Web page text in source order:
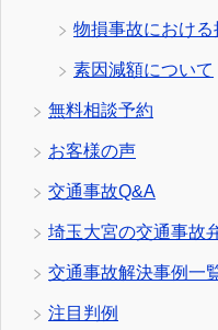
物損事故におけ
素因減額について
無料相談予約
お客様の声
交通事故Q&A
埼玉大宮の交通事故
交通事故解決事例一
注目判例